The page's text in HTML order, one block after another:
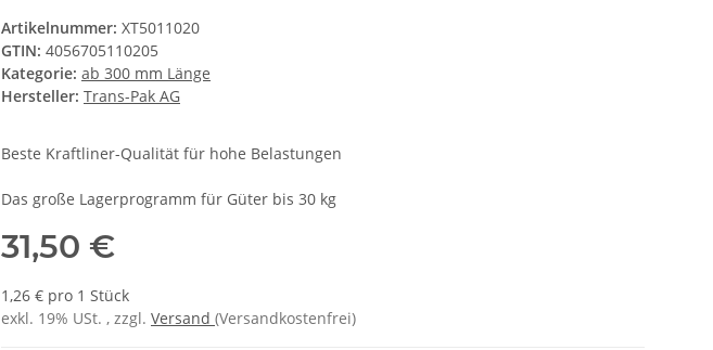
Artikelnummer: XT5011020
GTIN: 4056705110205
Kategorie: ab 300 mm Länge
Hersteller: Trans-Pak AG
Beste Kraftliner-Qualität für hohe Belastungen
Das große Lagerprogramm für Güter bis 30 kg
31,50 €
1,26 € pro 1 Stück
exkl. 19% USt. , zzgl. Versand (Versandkostenfrei)